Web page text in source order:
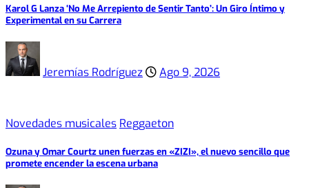
Karol G Lanza ‘No Me Arrepiento de Sentir Tanto’: Un Giro Íntimo y
Experimental en su Carrera
Jeremías Rodríguez Ago 9, 2026
Novedades musicales Reggaeton
Ozuna y Omar Courtz unen fuerzas en «ZIZI», el nuevo sencillo que
promete encender la escena urbana